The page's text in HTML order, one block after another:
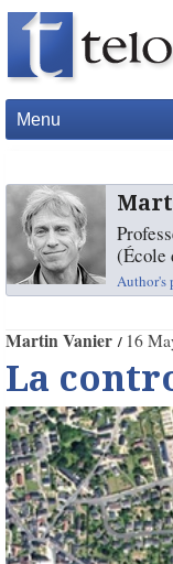
Menu
(École
Author's
Martin Vanier 16
La